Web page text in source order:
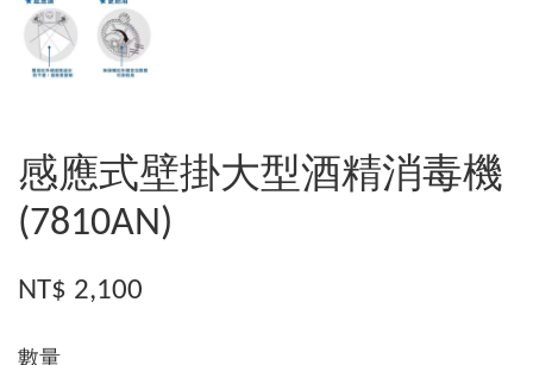
感應式壁掛大型酒精消毒機
(7810AN)
NT$ 2,100
數量